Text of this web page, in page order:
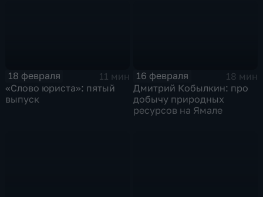
18 февраля
11 мин
«Слово юриста»: пятый
выпуск
16 февраля
18 мин
Дмитрий Кобылкин: про
добычу природных
ресурсов на Ямале